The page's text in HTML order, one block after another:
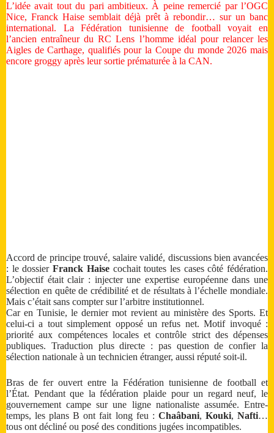
L’idée avait tout du pari ambitieux. À peine remercié par l’OGC
Nice, Franck Haise semblait déjà prêt à rebondir… sur un banc
international. La Fédération tunisienne de football voyait en
l’ancien entraîneur du RC Lens l’homme idéal pour relancer les
Aigles de Carthage, qualifiés pour la Coupe du monde 2026 mais
encore groggy après leur sortie prématurée à la CAN.
Accord de principe trouvé, salaire validé, discussions bien avancées
: le dossierFranck Haisecochait toutes les cases côté fédération.
L’objectif était clair : injecter une expertise européenne dans une
sélection en quête de crédibilité et de résultats à l’échelle mondiale.
Mais c’était sans compter sur l’arbitre institutionnel.
Car en Tunisie, le dernier mot revient au ministère des Sports. Et
celui-ci a tout simplement opposé un refus net. Motif invoqué :
priorité aux compétences locales et contrôle strict des dépenses
publiques. Traduction plus directe : pas question de confier la
sélection nationale à un technicien étranger, aussi réputé soit-il.
Bras de fer ouvert entre la Fédération tunisienne de football et
l’État. Pendant que la fédération plaide pour un regard neuf, le
gouvernement campe sur une ligne nationaliste assumée. Entre-
temps, les plans B ont fait long feu : Chaâbani, Kouki,Nafti…
tous ont décliné ou posé des conditions jugées incompatibles.